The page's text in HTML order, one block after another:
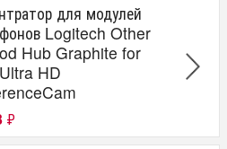
для модулей
Logitech Other
Hub Graphite for
HD
₽